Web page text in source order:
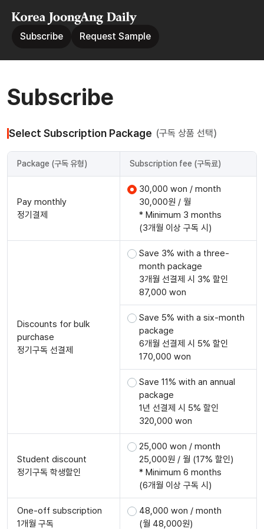
Subscribe Request Sample
Subscribe
Select Subscription Package (구독 상품 선택)
Package (구독 유형) Subscription fee (구독료)
Pay monthly
정기결제
30,000 won / month
30,000원 / 월
* Minimum 3 months
(3개월 이상 구독 시)
Discounts for bulk
purchase
정기구독 선결제
Save 3% with a three-
month package
3개월 선결제 시 3% 할인
87,000 won
Save 5% with a six-month
package
6개월 선결제 시 5% 할인
170,000 won
Save 11% with an annual
package
1년 선결제 시 5% 할인
320,000 won
Student discount
정기구독 학생할인
25,000 won / month
25,000원 / 월 (17% 할인)
* Minimum 6 months
(6개월 이상 구독 시)
One-off subscription
1개월 구독
48,000 won / month
(월 48,000원)